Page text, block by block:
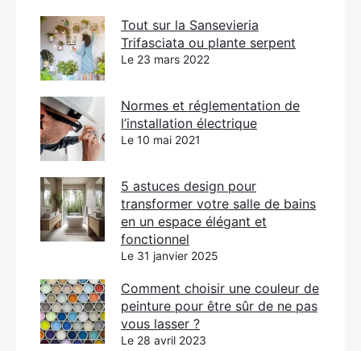
Tout sur la Sansevieria
Trifasciata ou plante serpent
Le 23 mars 2022
Normes et réglementation de
l’installation électrique
Le 10 mai 2021
5 astuces design pour
transformer votre salle de bains
en un espace élégant et
fonctionnel
Le 31 janvier 2025
Comment choisir une couleur de
peinture pour être sûr de ne pas
vous lasser ?
Le 28 avril 2023